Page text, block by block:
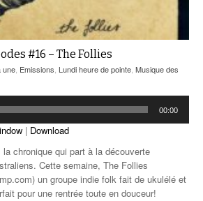
#16 – The Follies
une, Emissions, Lundi heure de pointe, Musique des
00:00
| Download
chronique qui part à la découverte
Cette semaine, The Follies
un groupe indie folk fait de ukulélé et
pour une rentrée toute en douceur!